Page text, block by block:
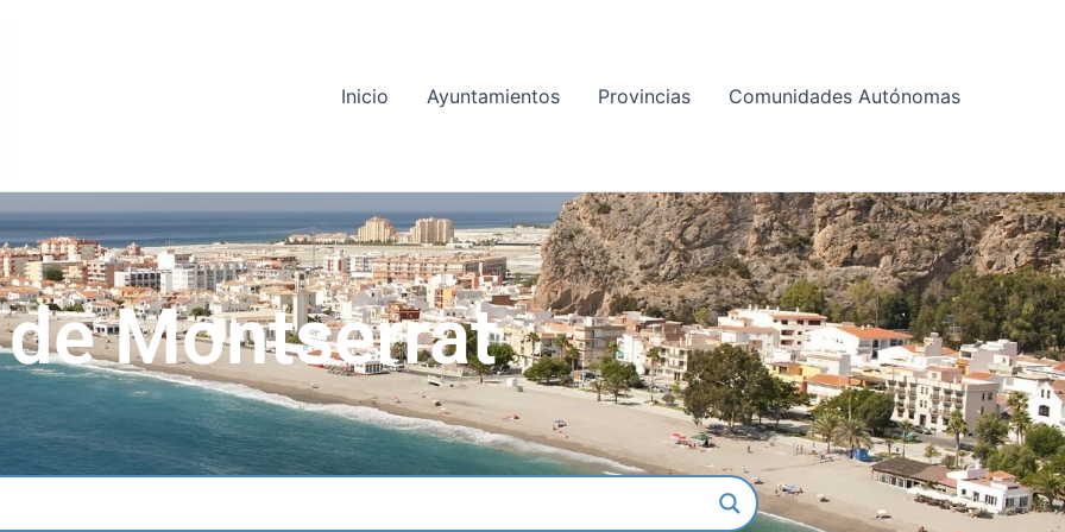
Inicio
Ayuntamientos Provincias Comunidades Autónomas
Montserrat